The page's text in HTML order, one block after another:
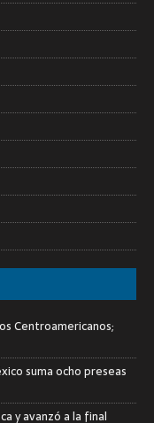
Centroamericanos;
suma ocho preseas
y avanzó a la final